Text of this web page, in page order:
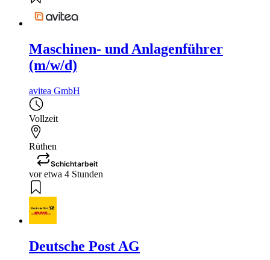
Maschinen- und Anlagenführer
(m/w/d)
avitea GmbH
Vollzeit
Rüthen
Schichtarbeit
vor etwa 4 Stunden
Deutsche Post AG